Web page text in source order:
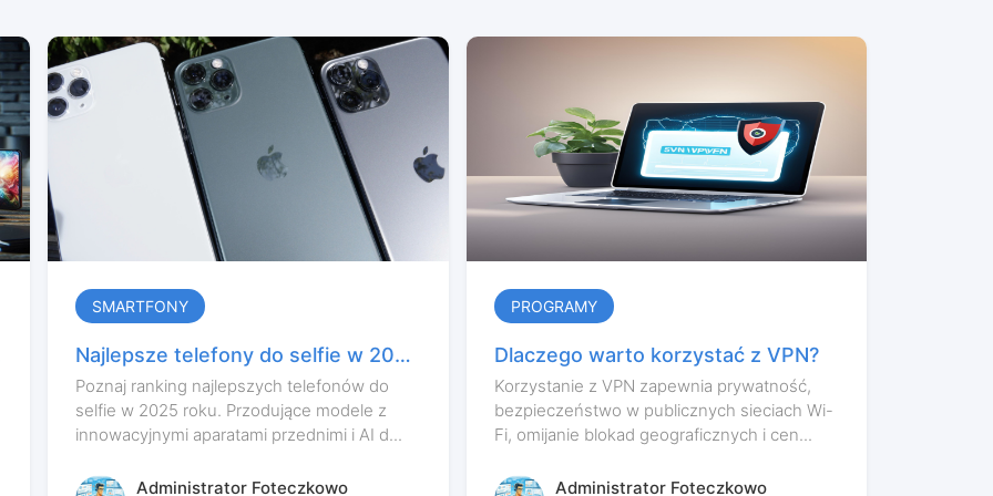
SMARTFONY
Najlepsze telefony do selfie w 2025
roku – ranking aparatów przednich
Poznaj ranking najlepszych telefonów do
selfie w 2025 roku. Przodujące modele z
innowacyjnymi aparatami przednimi i AI d...
Administrator Foteczkowo
PROGRAMY
Dlaczego warto korzystać z VPN?
Korzystanie z VPN zapewnia prywatność,
bezpieczeństwo w publicznych sieciach Wi-
Fi, omijanie blokad geograficznych i cen...
Administrator Foteczkowo